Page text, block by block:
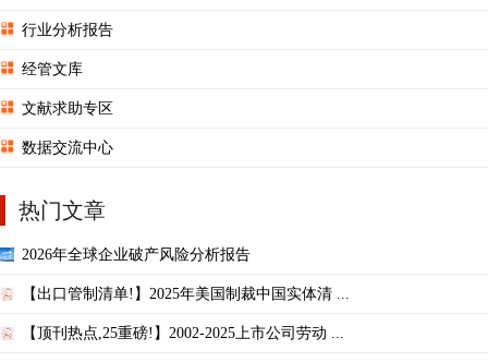
行业分析报告
经管文库
文献求助专区
数据交流中心
热门文章
2026年全球企业破产风险分析报告
【出口管制清单!】2025年美国制裁中国实体清 ...
【顶刊热点,25重磅!】2002-2025上市公司劳动 ...